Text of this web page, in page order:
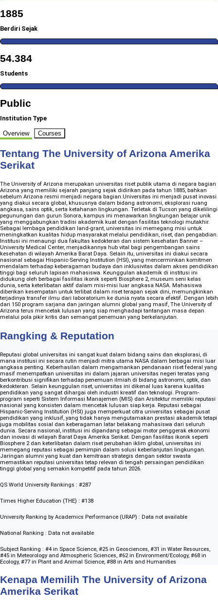
1885
Berdiri Sejak
54.384
Students
Public
Institution Type
Overview Courses
Tentang The University of Arizona Amerika
Serikat
The University of Arizona merupakan universitas riset publik utama di negara bagian
Arizona yang memiliki sejarah panjang sejak didirikan pada tahun 1885, bahkan
sebelum Arizona resmi menjadi negara bagian.Universitas ini menjadi pusat inovasi
yang diakui secara global, khususnya dalam bidang astronomi, eksplorasi ruang
angkasa, sains optik, serta ketahanan lingkungan. Terletak di Tucson yang dikelilingi
pegunungan dan gurun Sonora, kampus ini menawarkan lingkungan belajar unik
yang menggabungkan tradisi akademik kuat dengan fasilitas teknologi mutakhir.
Sebagai lembaga pendidikan land-grant, universitas ini memegang misi untuk
meningkatkan kualitas hidup masyarakat melalui pendidikan, riset, dan pengabdian.
Institusi ini menaungi dua fakultas kedokteran dan sistem kesehatan Banner –
University Medical Center, menjadikannya hub vital bagi pengembangan sains
kesehatan di wilayah Amerika Barat Daya. Selain itu, universitas ini diakui secara
nasional sebagai Hispanic-Serving Institution (HSI), yang mencerminkan komitmen
mendalam terhadap keberagaman budaya dan inklusivitas dalam akses pendidikan
tinggi bagi seluruh lapisan mahasiswa. Keunggulan akademik di institusi ini
didukung oleh berbagai fasilitas ikonik seperti Biosphere 2, museum seni kelas
dunia, serta keterlibatan aktif dalam misi-misi luar angkasa NASA. Mahasiswa
diberikan kesempatan untuk terlibat dalam riset terapan sejak dini, memungkinkan
terjadinya transfer ilmu dari laboratorium ke dunia nyata secara efektif. Dengan lebih
dari 150 program sarjana dan jaringan alumni global yang masif, The University of
Arizona terus mencetak lulusan yang siap menghadapi tantangan masa depan
melalui pola pikir kritis dan semangat penemuan yang berkelanjutan.
Rangking & Reputation
Reputasi global universitas ini sangat kuat dalam bidang sains dan eksplorasi, di
mana institusi ini secara rutin menjadi mitra utama NASA dalam berbagai misi luar
angkasa penting. Keberhasilan dalam mengamankan pendanaan riset federal yang
masif menempatkan universitas ini dalam jajaran universitas negeri teratas yang
berkontribusi signifikan terhadap penemuan ilmiah di bidang astronomi, optik, dan
kedokteran. Selain keunggulan riset, universitas ini dikenal luas karena kualitas
pendidikan yang sangat dihargai oleh industri kreatif dan teknologi. Program-
program seperti Sistem Informasi Manajemen (MIS) dan Arsitektur memiliki reputasi
nasional yang konsisten dalam mencetak lulusan siap kerja. Reputasi sebagai
Hispanic-Serving Institution (HSI) juga memperkuat citra universitas sebagai pusat
pendidikan yang inklusif, yang tidak hanya mengutamakan prestasi akademik tetapi
juga mobilitas sosial dan keberagaman latar belakang mahasiswa dari seluruh
dunia. Secara nasional, institusi ini dipandang sebagai motor penggerak ekonomi
dan inovasi di wilayah Barat Daya Amerika Serikat. Dengan fasilitas ikonik seperti
Biosphere 2 dan keterlibatan dalam riset perubahan iklim global, universitas ini
memegang reputasi sebagai pemimpin dalam solusi keberlanjutan lingkungan.
Jaringan alumni yang kuat dan kemitraan strategis dengan sektor swasta
memastikan reputasi universitas tetap relevan di tengah persaingan pendidikan
tinggi global yang semakin kompetitif pada tahun 2026.
QS World University Rankings : #287
Times Higher Education (THE) : #138
University Ranking by Academics Performance (URAP) : Data not available
National Ranking : Data not available
Subject Ranking : #4 in Space Science, #25 in Geosciences, #31 in Water Resources,
#45 in Meteorology and Atmospheric Sciences, #62 in Environment/Ecology, #68 in
Ecology, #77 in Plant and Animal Science, #88 in Arts and Humanities
Kenapa Memilih The University of Arizona
Amerika Serikat